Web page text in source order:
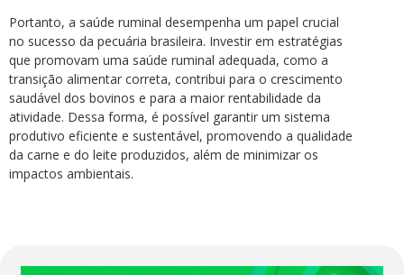
Portanto, a saúde ruminal desempenha um papel crucial
no sucesso da pecuária brasileira. Investir em estratégias
que promovam uma saúde ruminal adequada, como a
transição alimentar correta, contribui para o crescimento
saudável dos bovinos e para a maior rentabilidade da
atividade. Dessa forma, é possível garantir um sistema
produtivo eficiente e sustentável, promovendo a qualidade
da carne e do leite produzidos, além de minimizar os
impactos ambientais.